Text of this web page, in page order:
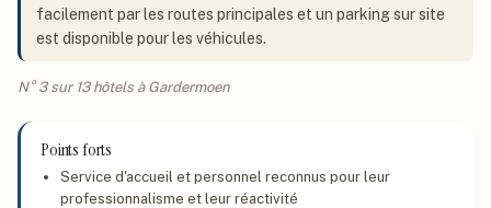
facilement par les routes principales et un parking sur site
est disponible pour les véhicules.
N° 3 sur 13 hôtels à Gardermoen
Points forts
Service d'accueil et personnel reconnus pour leur
professionnalisme et leur réactivité